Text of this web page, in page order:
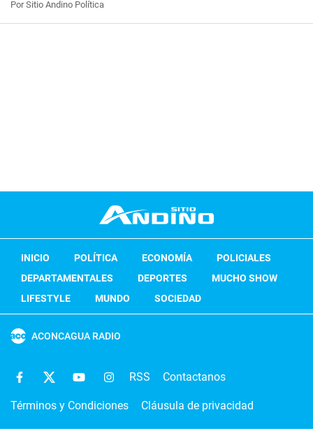
Por Sitio Andino Política
INICIO POLÍTICA ECONOMÍA
POLICIALES
DEPARTAMENTALES
DEPORTES
MUCHO SHOW
LIFESTYLE
MUNDO SOCIEDAD
ACONCAGUA RADIO
RSS Contactanos
Términos y Condiciones Cláusula de privacidad